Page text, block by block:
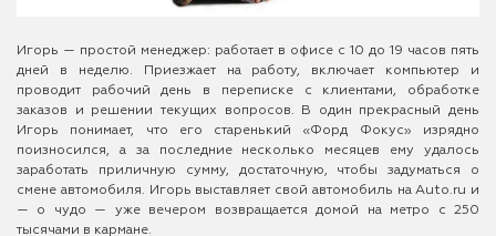
Игорь — простой менеджер: работает в офисе с 10 до 19 часов пять
дней в неделю. Приезжает на работу, включает компьютер и
проводит рабочий день в переписке с клиентами, обработке
заказов и решении текущих вопросов. В один прекрасный день
Игорь понимает, что его старенький «Форд Фокус» изрядно
поизносился, а за последние несколько месяцев ему удалось
заработать приличную сумму, достаточную, чтобы задуматься о
смене автомобиля. Игорь выставляет свой автомобиль на Auto.ru и
— о чудо — уже вечером возвращается домой на метро с 250
тысячами в кармане.